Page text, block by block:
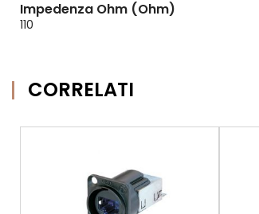
Impedenza Ohm (Ohm)
110
CORRELATI